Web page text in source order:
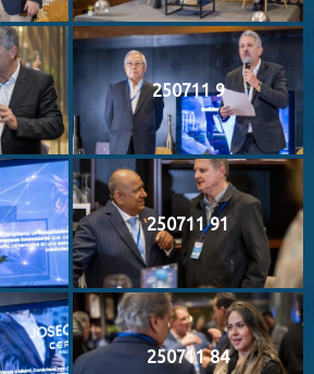
250711 9
250711 91
250711 84